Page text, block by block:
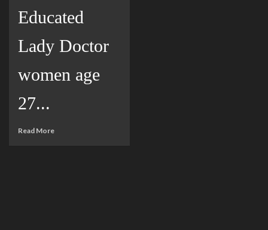
Educated
Lady Doctor
women age
27...
Read More